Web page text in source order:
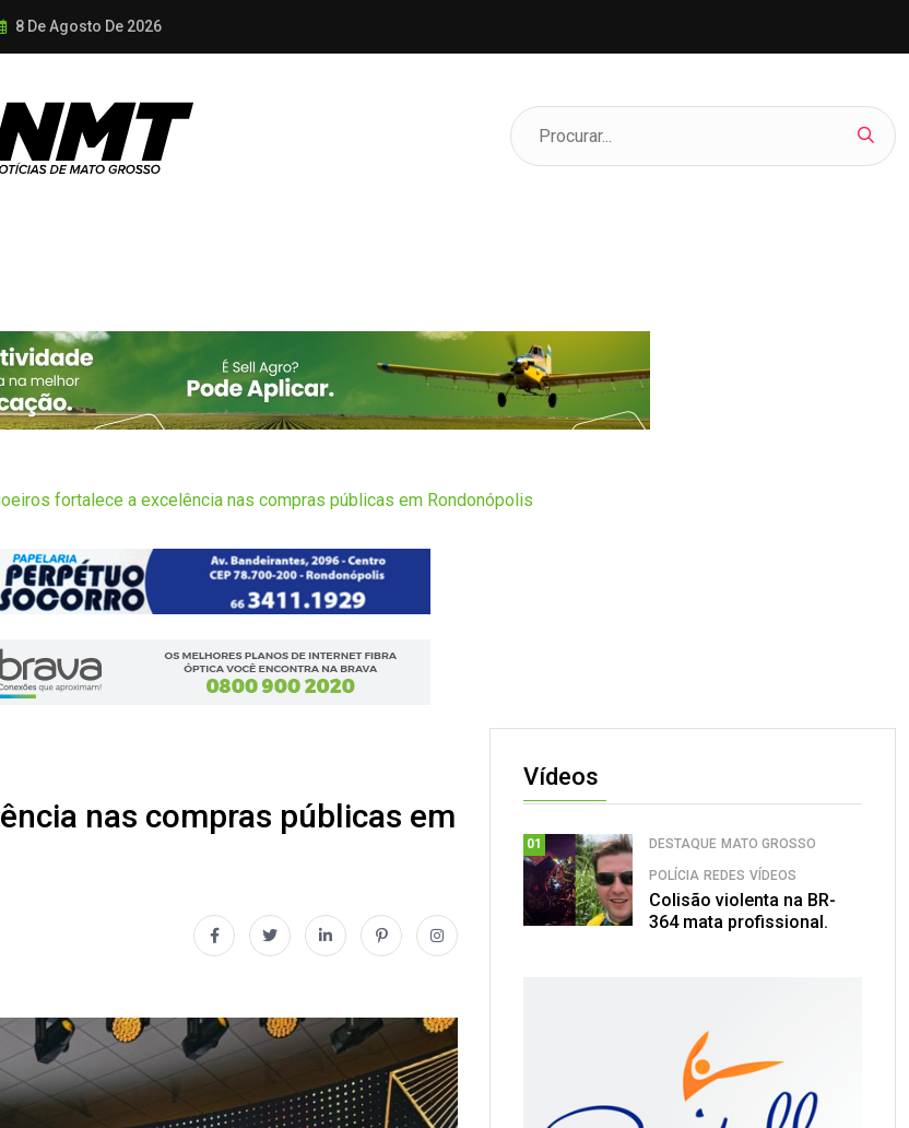
8 De Agosto De 2026
fortalece a excelência nas compras públicas em Rondonópolis
nas compras públicas em
Vídeos
01 DESTAQUE MATO GROSSO
POLÍCIA REDES VÍDEOS
Colisão violenta na BR-
364 mata profissional.